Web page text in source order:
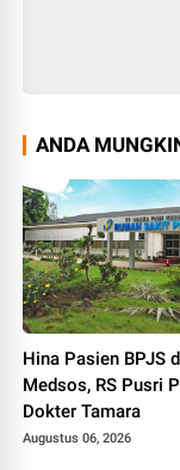
ANDA
Hina Pasien BPJS
Medsos, RS Pusri
Dokter Tamara
Augustus 06, 2026